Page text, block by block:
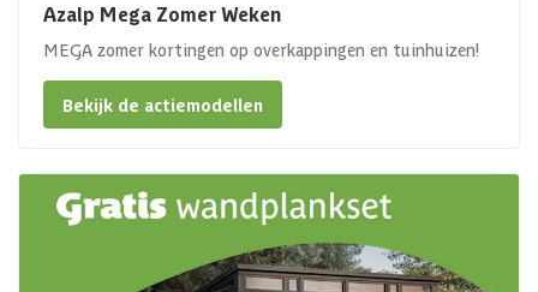
Azalp Mega Zomer Weken
MEGA zomer kortingen op overkappingen en tuinhuizen!
Bekijk de actiemodellen